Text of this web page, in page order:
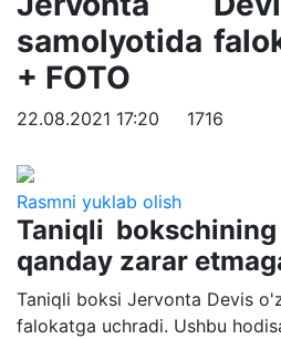
samolyotida
+ FOTO
22.08.2021 17:20 1716
Rasmni yuklab olish
Taniqli
qanday zarar
Taniqli boksi Jervonta Devis
falokatga uchradi. Ushbu